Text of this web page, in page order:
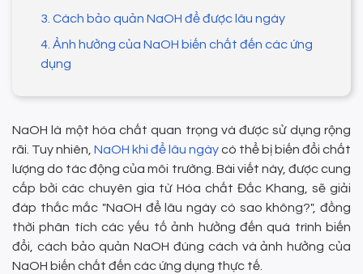
3. Cách bảo quản NaOH để được lâu ngày
4. Ảnh hưởng của NaOH biến chất đến các ứng
dụng
NaOH là một hóa chất quan trọng và được sử dụng rộng
rãi. Tuy nhiên, NaOH khi để lâu ngàycó thể bị biến đổi chất
lượng do tác động của môi trường. Bài viết này, được cung
cấp bởi các chuyên gia từ Hóa chất Đắc Khang, sẽ giải
đáp thắc mắc "NaOH để lâu ngày có sao không?", đồng
thời phân tích các yếu tố ảnh hưởng đến quá trình biến
đổi, cách bảo quản NaOH đúng cách và ảnh hưởng của
NaOH biến chất đến các ứng dụng thực tế.